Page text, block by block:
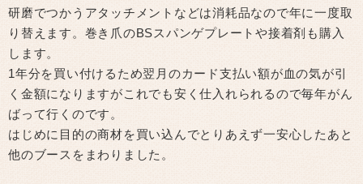
研磨でつかうアタッチメントなどは消耗品なので年に一度取
り替えます。巻き爪のBSスパンゲプレートや接着剤も購入
します。
1年分を買い付けるため翌月のカード支払い額が血の気が引
く金額になりますがこれでも安く仕入れられるので毎年がん
ばって行くのです。
はじめに目的の商材を買い込んでとりあえず一安心したあと
他のブースをまわりました。